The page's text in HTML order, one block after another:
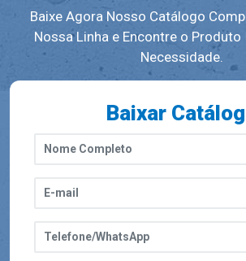
Baixe Agora Nosso Catálogo
Nossa Linha e Encontre o Produto
Necessidade.
Baixar